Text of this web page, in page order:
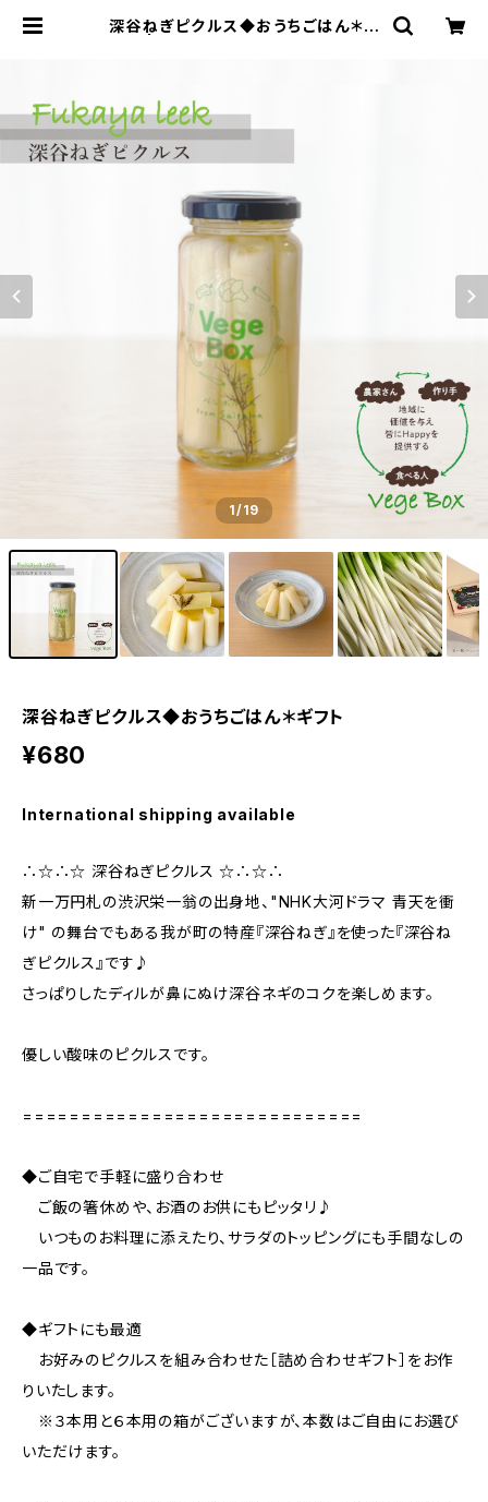
深谷ねぎピクルス◆おうちごはん＊ギ
1/19
深谷ねぎピクルス◆おうちごはん＊ギフト
¥680
International shipping available
∴☆∴☆ 深谷ねぎピクルス ☆∴☆∴
新一万円札の渋沢栄一翁の出身地、"NHK大河ドラマ 青天を衝
け" の舞台でもある我が町の特産『深谷ねぎ』を使った『深谷ね
ぎピクルス』です♪
さっぱりしたディルが鼻にぬけ深谷ネギのコクを楽しめます。
優しい酸味のピクルスです。
=============================
◆ご自宅で手軽に盛り合わせ
ご飯の箸休めや、お酒のお供にもピッタリ♪
いつものお料理に添えたり、サラダのトッピングにも手間なしの
一品です。
◆ギフトにも最適
お好みのピクルスを組み合わせた［詰め合わせギフト］をお作
りいたします。
※３本用と６本用の箱がございますが、本数はご自由にお選び
いただけます。